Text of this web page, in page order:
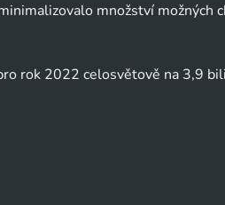
množství možných
rok 2022 celosvětově na 3,9